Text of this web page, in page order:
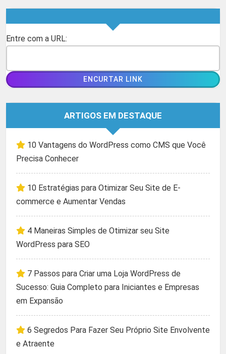
Entre com a URL:
ARTIGOS EM DESTAQUE
10 Vantagens do WordPress como CMS que Você
Precisa Conhecer
10 Estratégias para Otimizar Seu Site de E-
commerce e Aumentar Vendas
4 Maneiras Simples de Otimizar seu Site
WordPress para SEO
7 Passos para Criar uma Loja WordPress de
Sucesso: Guia Completo para Iniciantes e Empresas
em Expansão
6 Segredos Para Fazer Seu Próprio Site Envolvente
e Atraente